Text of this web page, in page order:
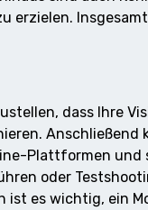
erzielen.
dass Ihre
Anschließend
Plattformen und
oder
ist es wichtig, ein